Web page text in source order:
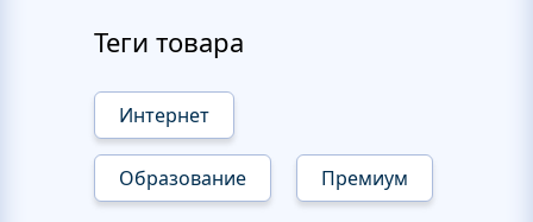
Теги товара
Интернет
Образование Премиум